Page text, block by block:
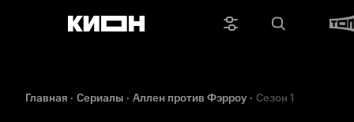
Главная Сериалы Аллен против Фэрроу Сезон 1